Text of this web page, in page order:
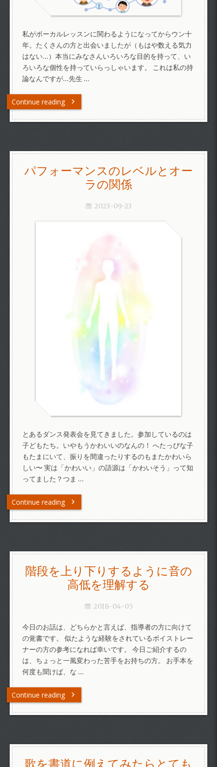
私がボーカルレッスンに関わるようになってからウン十
年。たくさんの方と出会いましたが（もはや数える気力
はない…）本当にみなさんいろいろな目的を持って、い
ろいろな個性を持っていらっしゃいます。 これは私の持
論なんですが…先生 …
Continue reading
パフォーマンスのレベルとオー
ラの関係
2023-09-23
とあるダンス発表会を見てきました。参加しているのは
子どもたち。いやもうかわいいのなんの！ へたっぴな子
もたまにいて、振りを間違ったりするのもまたかわいら
しい〜 実は「かわいい」の語源は「かわいそう」って知
ってました？つま …
Continue reading
階段を上り下りするように音の
高低を理解する
2018-04-05
今日のお話は、どちらかと言えば、指導者の方に向けて
の覚書です。 似たような経験をされているボイストレー
ナーの方の参考になれば幸いです。 今日ご紹介するの
は、ちょっと一風変わった苦手をお持ちの方。 お手本を
何度も聞けば、な …
Continue reading
歌を書道に例えてみたらとても